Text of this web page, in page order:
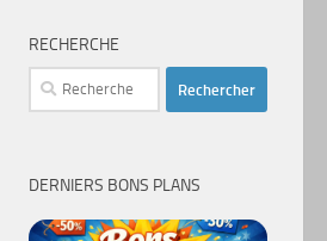
RECHERCHE
Rechercher :
DERNIERS BONS PLANS